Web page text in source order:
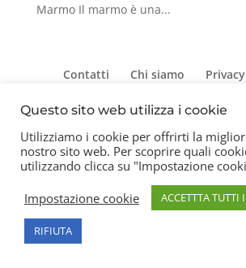
Marmo Il marmo è una...
Contatti Chi siamo
Copyright 2026 © Frigerio Renzo
08003270157
Questo sito web utilizza i cookie
Utilizziamo i cookie per offrirti la
nostro sito web. Per scoprire quali
utilizzando clicca su "Impostazione
Impostazione cookie
ACCETTTA TUTTI
RIFIUTA